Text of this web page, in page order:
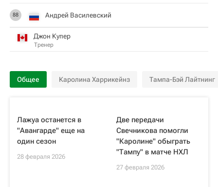
88 Андрей Василевский
Джон Купер
Тренер
Общее Каролина Харрикейнз Тампа-Бэй Лайтнинг
Лажуа останется в
"Авангарде" еще на
один сезон
28 февраля 2026
Две передачи
Свечникова помогли
"Каролине" обыграть
"Тампу" в матче НХЛ
27 февраля 2026